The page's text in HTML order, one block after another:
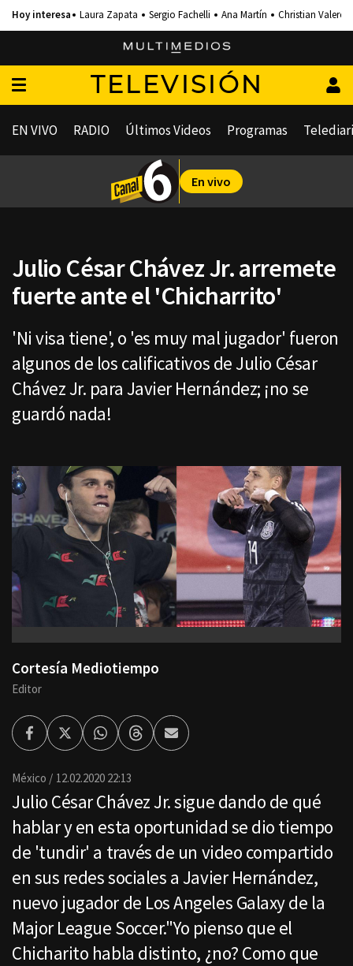
Laura Zapata Sergio Fachelli Ana Martín Christian Valero
TELEVISIÓN
EN VIVO RADIO Últimos Videos Programas
En vivo
Julio César Chávez Jr. arremete
fuerte ante el 'Chicharrito'
'Ni visa tiene', o 'es muy mal jugador' fueron
algunos de los calificativos de Julio César
Chávez Jr. para Javier Hernández; ¡no se
guardó nada!
Cortesía Mediotiempo
Editor
FacebookTwitterWhatsappThreadsEnviar
por
México 12.02.2020 22:13
Julio César Chávez Jr. sigue dando de qué
hablar y en esta oportunidad se dio tiempo
de 'tundir' a través de un video compartido
en sus redes sociales a Javier Hernández,
nuevo jugador de Los Angeles Galaxy de la
Major League Soccer."Yo pienso que el
Chicharito habla distinto, ¿no? Como que